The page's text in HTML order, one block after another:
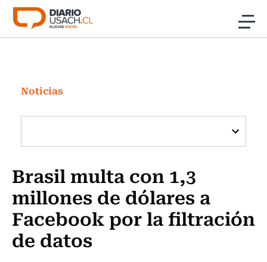
Click acá para ir directamente al contenido
Investigación
Cultura
Programas Radio y TV Usach
Noticias
Brasil multa con 1,3
millones de dólares a
Facebook por la filtración
de datos